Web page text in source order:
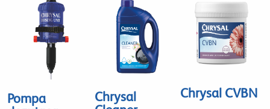
Pompa
Chrysal
Chrysal CVBN